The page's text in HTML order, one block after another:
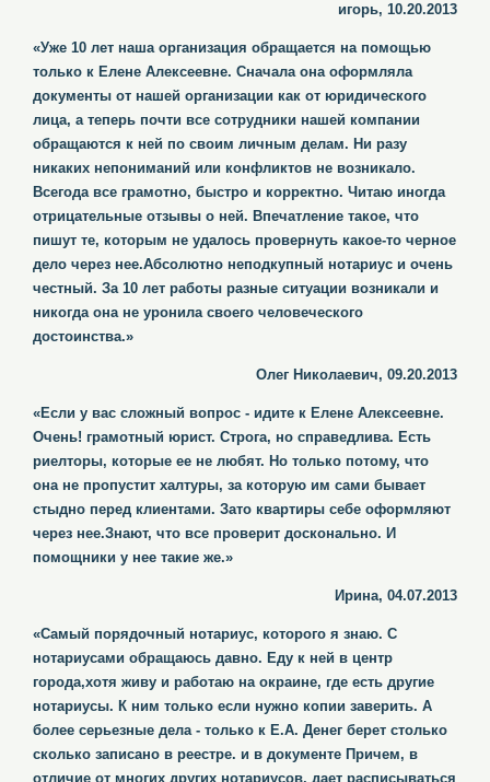
игорь, 10.20.2013
«Уже 10 лет наша организация обращается на помощью
только к Елене Алексеевне. Сначала она оформляла
документы от нашей организации как от юридического
лица, а теперь почти все сотрудники нашей компании
обращаются к ней по своим личным делам. Ни разу
никаких непониманий или конфликтов не возникало.
Всегода все грамотно, быстро и корректно. Читаю иногда
отрицательные отзывы о ней. Впечатление такое, что
пишут те, которым не удалось провернуть какое-то черное
дело через нее.Абсолютно неподкупный нотариус и очень
честный. За 10 лет работы разные ситуации возникали и
никогда она не уронила своего человеческого
достоинства.»
Олег Николаевич, 09.20.2013
«Если у вас сложный вопрос - идите к Елене Алексеевне.
Очень! грамотный юрист. Строга, но справедлива. Есть
риелторы, которые ее не любят. Но только потому, что
она не пропустит халтуры, за которую им сами бывает
стыдно перед клиентами. Зато квартиры себе оформляют
через нее.Знают, что все проверит досконально. И
помощники у нее такие же.»
Ирина, 04.07.2013
«Самый порядочный нотариус, которого я знаю. С
нотариусами обращаюсь давно. Еду к ней в центр
города,хотя живу и работаю на окраине, где есть другие
нотариусы. К ним только если нужно копии заверить. А
более серьезные дела - только к Е.А. Денег берет столько
сколько записано в реестре. и в документе Причем, в
отличие от многих других нотариусов, дает расписываться